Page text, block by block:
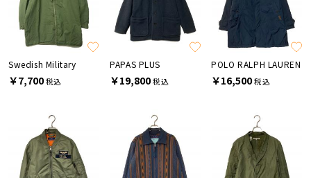
Swedish Military
￥7,700税込
PAPAS PLUS
￥19,800税込
POLO RALPH LAUREN
￥16,500税込